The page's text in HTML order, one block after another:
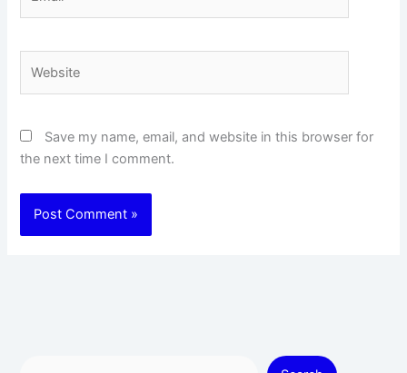
Save my name, email, and website in this browser for
the next time I comment.